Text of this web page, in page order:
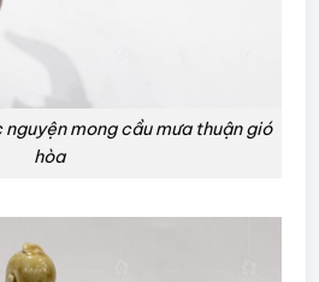
nguyện mong cầu mưa thuận gió
hòa